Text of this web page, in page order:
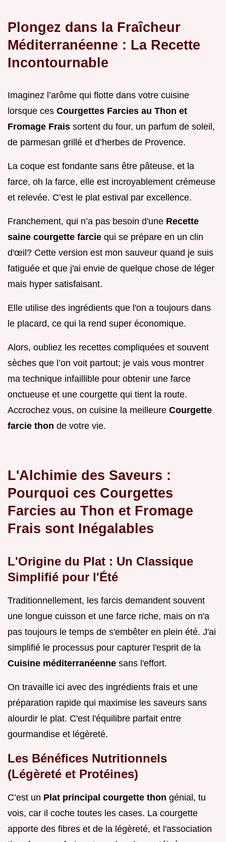
Plongez dans la Fraîcheur
Méditerranéenne : La Recette
Incontournable
Imaginez l’arôme qui flotte dans votre cuisine
lorsque ces Courgettes Farcies au Thon et
Fromage Frais sortent du four, un parfum de soleil,
de parmesan grillé et d’herbes de Provence.
La coque est fondante sans être pâteuse, et la
farce, oh la farce, elle est incroyablement crémeuse
et relevée. C’est le plat estival par excellence.
Franchement, qui n’a pas besoin d'une Recette
saine courgette farcie qui se prépare en un clin
d'œil? Cette version est mon sauveur quand je suis
fatiguée et que j'ai envie de quelque chose de léger
mais hyper satisfaisant.
Elle utilise des ingrédients que l'on a toujours dans
le placard, ce qui la rend super économique.
Alors, oubliez les recettes compliquées et souvent
sèches que l’on voit partout; je vais vous montrer
ma technique infaillible pour obtenir une farce
onctueuse et une courgette qui tient la route.
Accrochez vous, on cuisine la meilleure Courgette
farcie thon de votre vie.
L'Alchimie des Saveurs :
Pourquoi ces Courgettes
Farcies au Thon et Fromage
Frais sont Inégalables
L'Origine du Plat : Un Classique
Simplifié pour l'Été
Traditionnellement, les farcis demandent souvent
une longue cuisson et une farce riche, mais on n'a
pas toujours le temps de s'embêter en plein été. J'ai
simplifié le processus pour capturer l'esprit de la
Cuisine méditerranéenne sans l'effort.
On travaille ici avec des ingrédients frais et une
préparation rapide qui maximise les saveurs sans
alourdir le plat. C'est l'équilibre parfait entre
gourmandise et légèreté.
Les Bénéfices Nutritionnels
(Légèreté et Protéines)
C’est un Plat principal courgette thon génial, tu
vois, car il coche toutes les cases. La courgette
apporte des fibres et de la légèreté, et l'association